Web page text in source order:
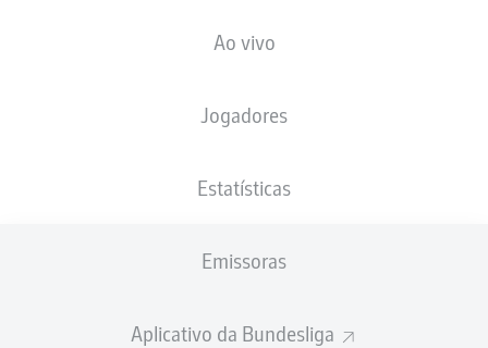
Ao vivo
Jogadores
Estatísticas
Emissoras
Aplicativo da Bundesliga
A escalação inicial será divulgada 60
minutos antes do início da partida